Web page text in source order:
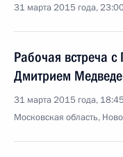
31 марта 2015 года,
Рабочая встреча с
Дмитрием
31 марта 2015 года, 18:45
Московская область,